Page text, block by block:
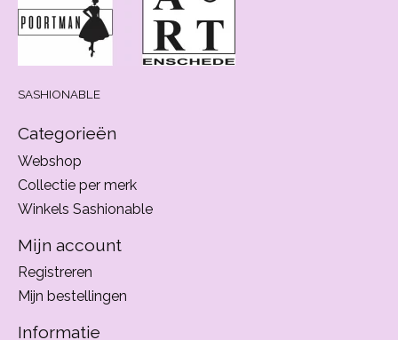
SASHIONABLE
Categorieën
Webshop
Collectie per merk
Winkels Sashionable
Mijn account
Registreren
Mijn bestellingen
Informatie